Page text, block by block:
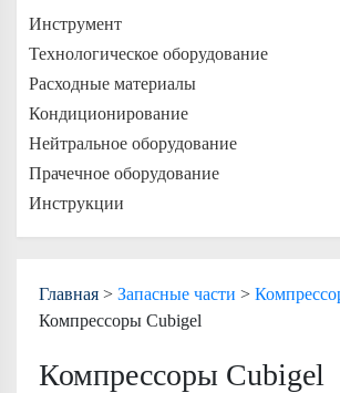
Главная > Запасные части >
Компрессоры Cubigel
Компрессоры Cubigel
Инструмент
Технологическое оборудование
Расходные материалы
Кондиционирование
Нейтральное оборудование
Прачечное оборудование
Инструкции